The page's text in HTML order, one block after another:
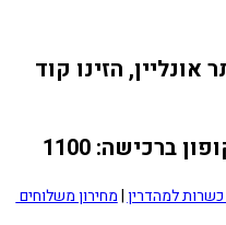
אונליין, הזינו קוד
למהדרין|מחירון משלוחים